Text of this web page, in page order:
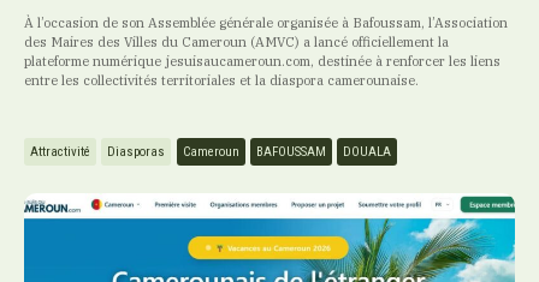
À l’occasion de son Assemblée générale organisée à Bafoussam, l’Association
des Maires des Villes du Cameroun (AMVC) a lancé officiellement la
plateforme numérique jesuisaucameroun.com, destinée à renforcer les liens
entre les collectivités territoriales et la diaspora camerounaise.
Attractivité Diasporas Cameroun BAFOUSSAM DOUALA